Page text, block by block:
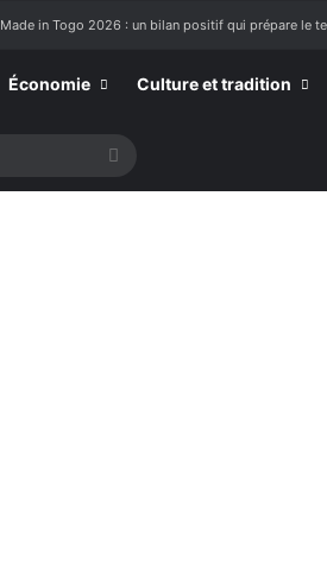
Made in Togo 2026 : un bilan positif qui prépare le
Économie Culture et tradition
Rechercher